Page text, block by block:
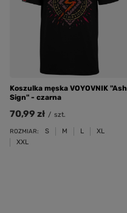
Koszulka męska VOYOVNIK "Ash
Sign" - czarna
70,99 zł / szt.
ROZMIAR: S M L
XL
XXL